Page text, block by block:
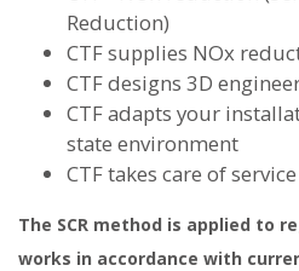
Reduction)
CTF supplies NOx
CTF designs 3D
CTF adapts your
state environment
CTF takes care of
The SCR method is applied to
works in accordance with